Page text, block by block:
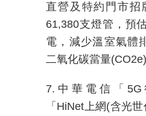
直營及特約門市招
61,380支燈管，預
電，減少溫室氣體
二氧化碳當量(CO2e)
7.中華電信「 5G
「 HiNet上網(含光世